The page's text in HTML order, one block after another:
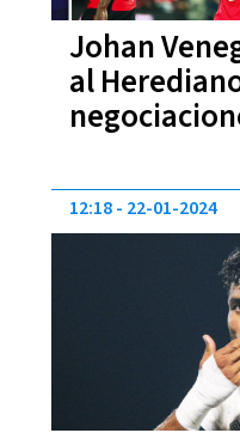
Johan
al
12:18 22-01-2024